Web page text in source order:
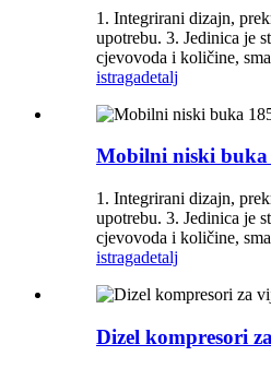
1. Integrirani dizajn,
upotrebu. 3. Jedinica je
cjevovoda i količine,
istragadetalj
Mobilni niski buka
1. Integrirani dizajn,
upotrebu. 3. Jedinica je
cjevovoda i količine,
istragadetalj
Dizel kompresori